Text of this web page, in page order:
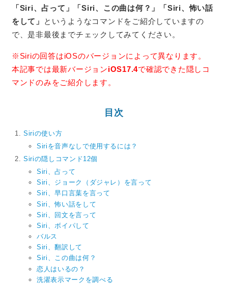
「Siri、占って」 「Siri、この曲は何？」
「Siri、怖い話
をして」
というようなコマンドをご紹介していますの
で、是非最後までチェックしてみてください。
※Siriの回答はiOSのバージョンによって異なります。
本記事では最新バージョンiOS17.4で確認できた隠しコ
マンドのみをご紹介します。
目次
Siriの使い方
Siriを音声なしで使用するには？
Siriの隠しコマンド12個
Siri、占って
Siri、ジョーク（ダジャレ）を言って
Siri、早口言葉を言って
Siri、怖い話をして
Siri、回文を言って
Siri、ボイパして
バルス
Siri、翻訳して
Siri、この曲は何？
恋人はいるの？
洗濯表示マークを調べる